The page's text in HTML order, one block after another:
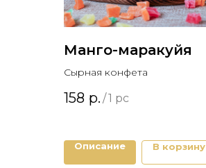
Манго-маракуйя
Сырная конфета
158 р. /1 pc
Описание В корзину